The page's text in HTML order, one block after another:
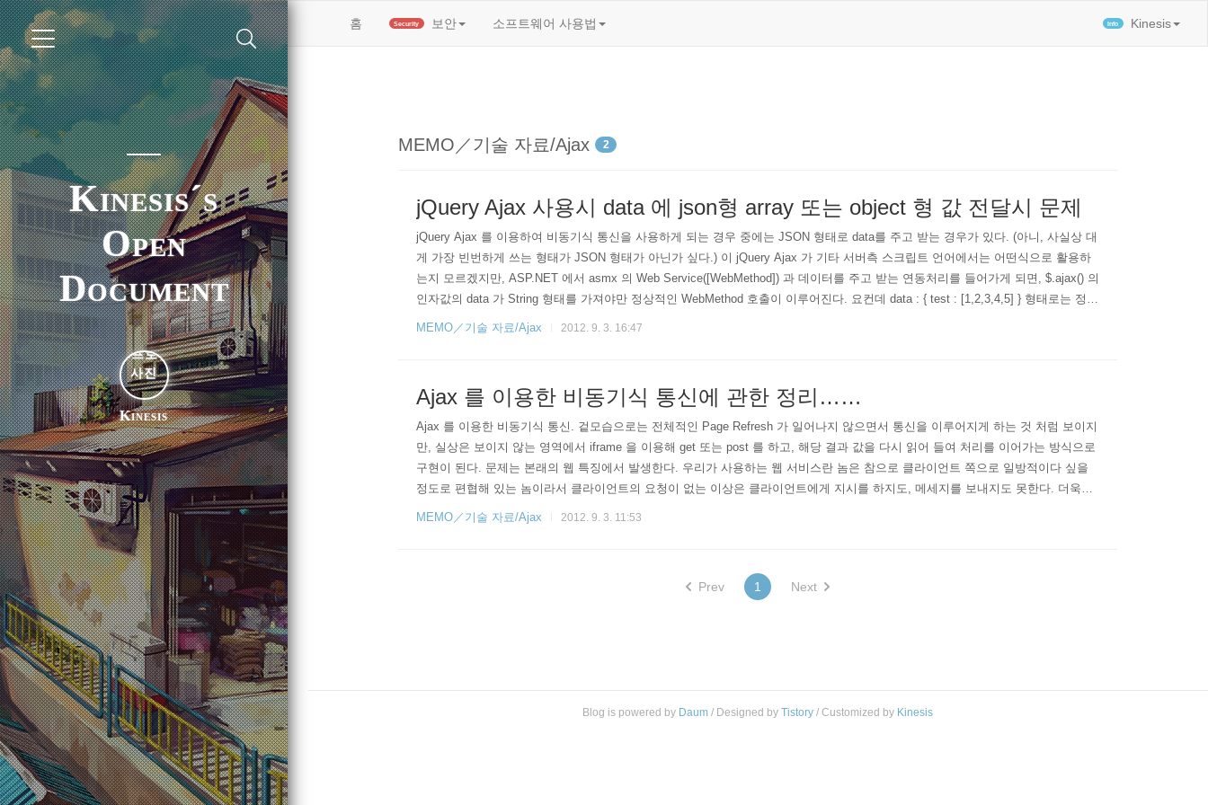
홈(current) Security
보안 소프트웨어 사용법 Kinesis
Kinesis´s
Open
Document
Kinesis
MEMO／기술 자료/Ajax 2
jQuery Ajax 사용시 data 에 json형 array 또는 object 형 값 전달시 문제
jQuery Ajax 를 이용하여 비동기식 통신을 사용하게 되는 경우 중에는 JSON 형태로 data를 주고 받는 경우가 있다. (아니, 사실상 대
게 가장 빈번하게 쓰는 형태가 JSON 형태가 아닌가 싶다.) 이 jQuery Ajax 가 기타 서버측 스크립트 언어에서는 어떤식으로 활용하
는지 모르겠지만, ASP.NET 에서 asmx 의 Web Service([WebMethod]) 과 데이터를 주고 받는 연동처리를 들어가게 되면, $.ajax() 의
인자값의 data 가 String 형태를 가져야만 정상적인 WebMethod 호출이 이루어진다. 요컨데 data : { test : [1,2,3,4,5] } 형태로는 정상
호출이 되지 않고 error 이 뜨게 되나, 같은 값으로 data : '{ "test" :..
MEMO／기술 자료/Ajax 2012. 9. 3. 16:47
Ajax 를 이용한 비동기식 통신에 관한 정리……
Ajax 를 이용한 비동기식 통신. 겉모습으로는 전체적인 Page Refresh 가 일어나지 않으면서 통신을 이루어지게 하는 것 처럼 보이지
만, 실상은 보이지 않는 영역에서 iframe 을 이용해 get 또는 post 를 하고, 해당 결과 값을 다시 읽어 들여 처리를 이어가는 방식으로
구현이 된다. 문제는 본래의 웹 특징에서 발생한다. 우리가 사용하는 웹 서비스란 놈은 참으로 클라이언트 쪽으로 일방적이다 싶을
정도로 편협해 있는 놈이라서 클라이언트의 요청이 없는 이상은 클라이언트에게 지시를 하지도, 메세지를 보내지도 못한다. 더욱이
웃긴 사실은 이 클라이언트 놈은 웹 페이지를 요청해놓고서 내용만 받아버리면 연결을 끊어버린다. 사실상 웹 서버에서는 이 놈이
MEMO／기술 자료/Ajax 2012. 9. 3. 11:53
Prev 1 Next
Blog is powered by Daum / Designed byTistory / Customized by Kinesis
티스토리툴바